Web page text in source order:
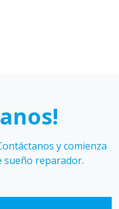
y comienza
sueño reparador.